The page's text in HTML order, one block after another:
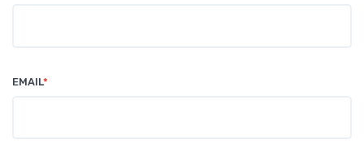
EMAIL*